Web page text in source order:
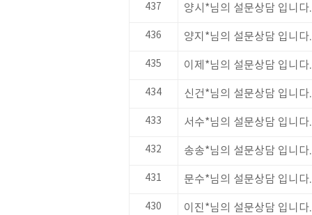
437 양시*님의 설문상담 입니다.
436 양지*님의 설문상담 입니다.
435 이제*님의 설문상담 입니다.
434 신건*님의 설문상담 입니다.
433 서수*님의 설문상담 입니다.
432 송송*님의 설문상담 입니다.
431 문수*님의 설문상담 입니다.
430 이진*님의 설문상담 입니다.